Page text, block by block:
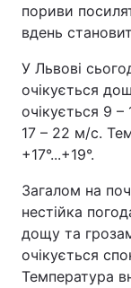
пориви
вдень
У Львові
очікується
очікується 9
17 – 22 м/с.
+17°...+19°.
Загалом на
нестійка
дощу та
очікується
Температура